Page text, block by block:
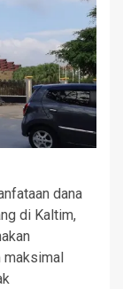
dana
di Kaltim,